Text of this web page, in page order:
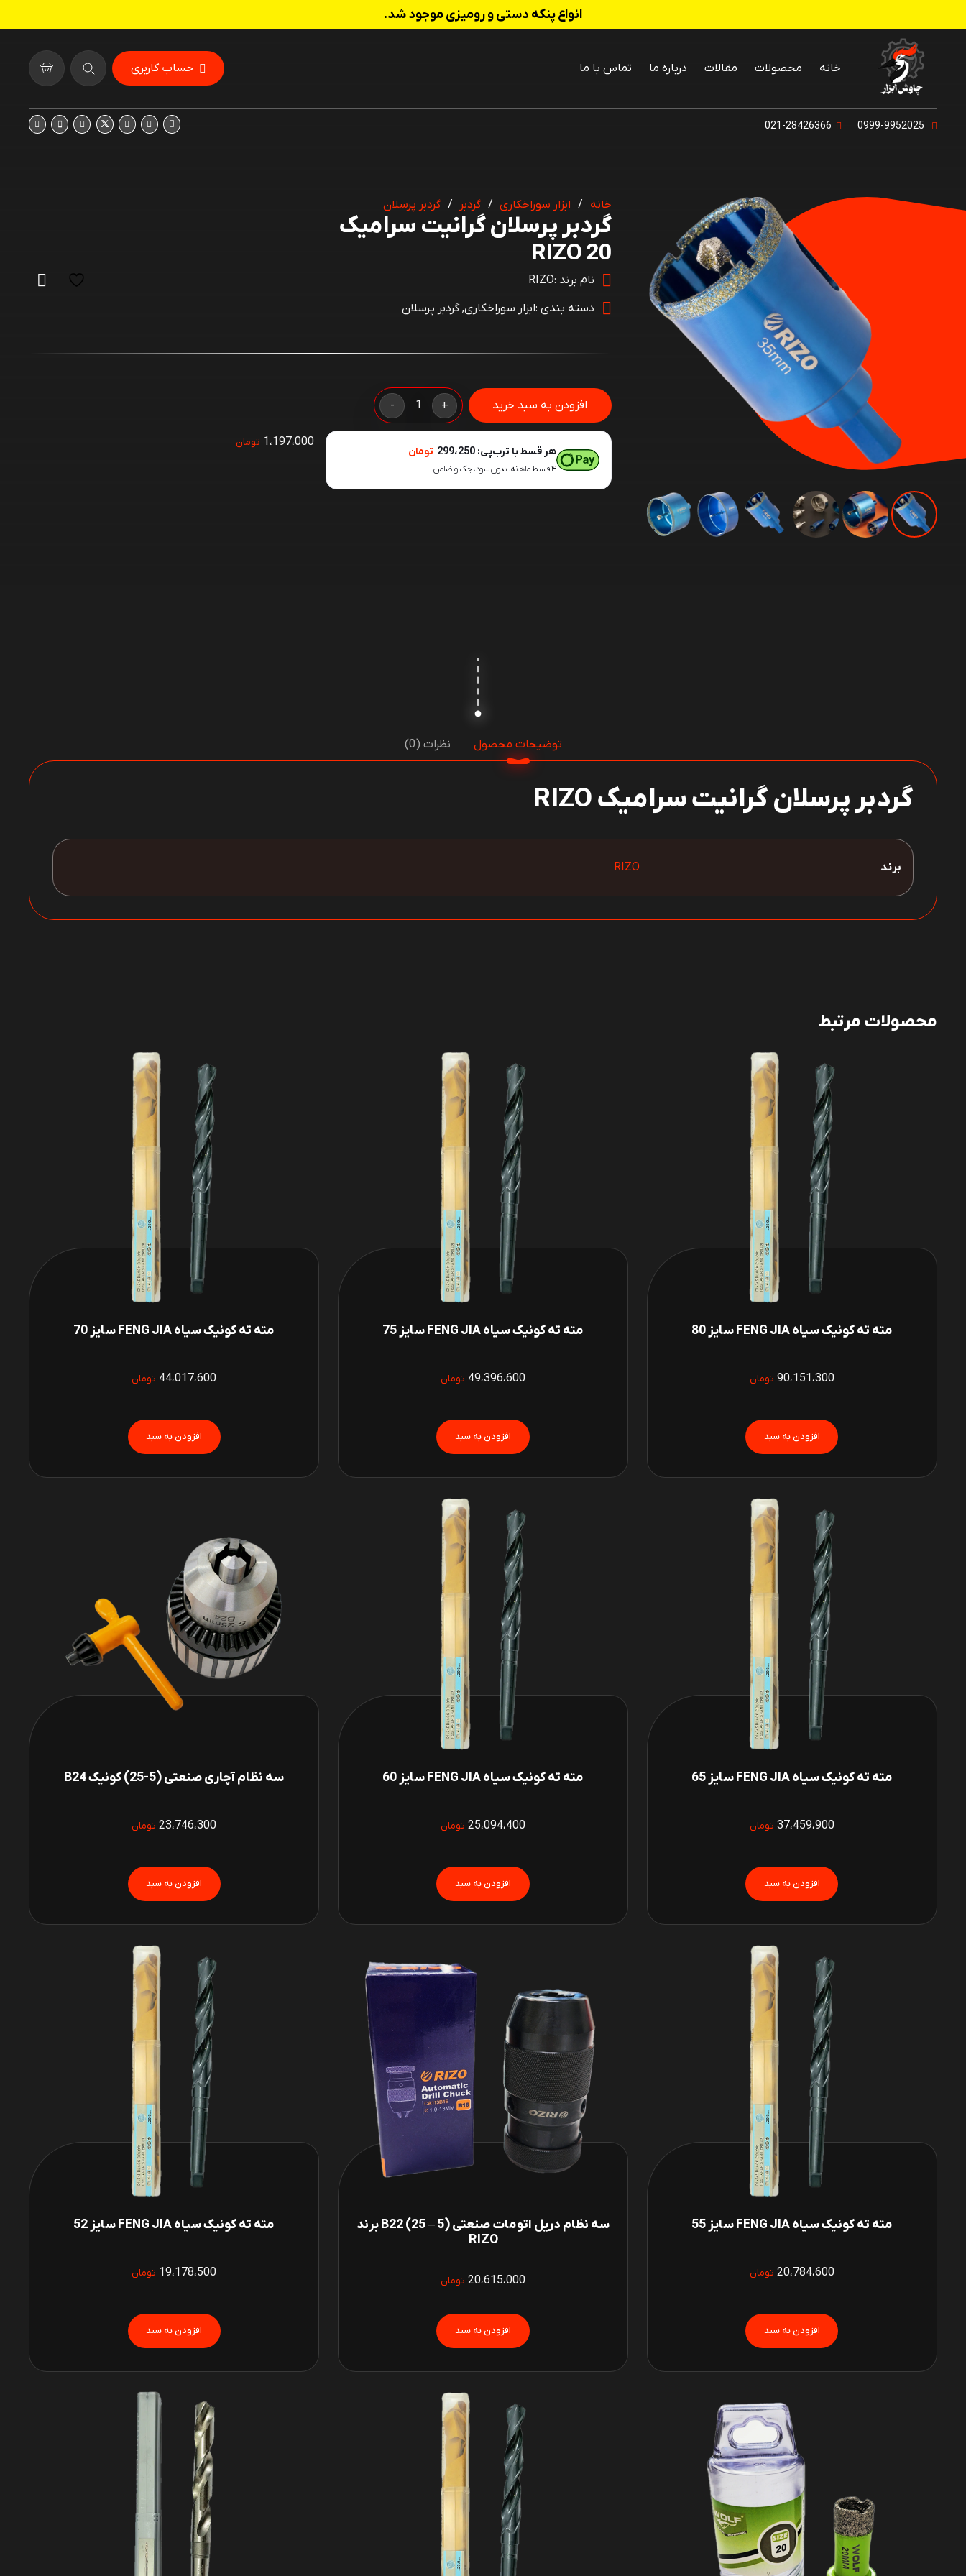
انواع پنکه دستی و رومیزی موجود شد.
خانه محصولات مقالات درباره ما تماس با ما حساب کاربری
021-28426366
خانه / ابزار سوراخکاری / گردبر / گردبر پرسلان
گردبر پرسلان گرانیت سرامیک
20 RIZO
نام برند :RIZO
دسته بندی :ابزار سوراخکاری,گردبر پرسلان
گردبر
پرسلان
سرامیک
20
+
- افزودن به سبد خرید
هر قسط با ترب‌پی:299،250 تومان
۴ قسط ماهانه. بدون سود، چک و ضامن.
1،197،000 تومان
توضیحات محصول نظرات (0)
گردبر پرسلان گرانیت سرامیک RIZO
برند RIZO
محصولات مرتبط
مته ته کونیک سیاه FENG JIA سایز 80
90،151،300 تومان
مته ته کونیک سیاه FENG JIA سایز 75
49،396،600 تومان
مته ته کونیک سیاه FENG JIA سایز 70
44،017،600 تومان
مته ته کونیک سیاه FENG JIA سایز 65
37،459،900 تومان
مته ته کونیک سیاه FENG JIA سایز 60
25،094،400 تومان
سه نظام آچاری صنعتی (5-25) کونیک B24
23،746،300 تومان
مته ته کونیک سیاه FENG JIA سایز 55
20،784،600 تومان
سه نظام دریل اتومات صنعتی (5 – 25) B22 برند
RIZO
20،615،000 تومان
مته ته کونیک سیاه FENG JIA سایز 52
19،178،500 تومان